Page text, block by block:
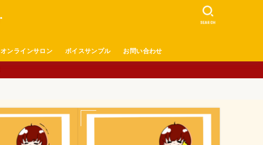
オンラインサロン ボイスサンプル お問い合わせ
SEARCH